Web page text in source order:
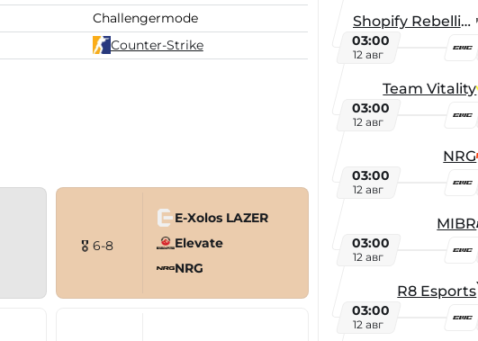
Challengermode
Counter-Strike
🎖 6-8
E-Xolos LAZER
Elevate
NRG
Shopify Rebellion
03:00
12 авг
Team Vitality
03:00
12 авг
NRG
03:00
12 авг
MIBR
03:00
12 авг
R8 Esports
03:00
12 авг